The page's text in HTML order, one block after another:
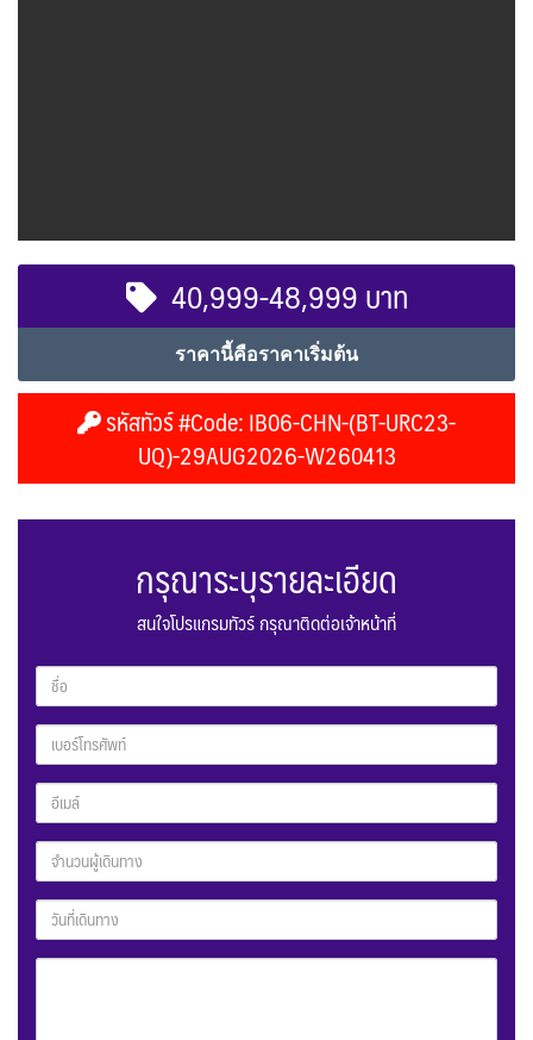
40,999-48,999 บาท
ราคานี้คือราคาเริ่มต้น
รหัสทัวร์ #Code: IB06-CHN-(BT-URC23-
UQ)-29AUG2026-W260413
กรุณาระบุรายละเอียด
สนใจโปรแกรมทัวร์ กรุณาติดต่อเจ้าหน้าที่